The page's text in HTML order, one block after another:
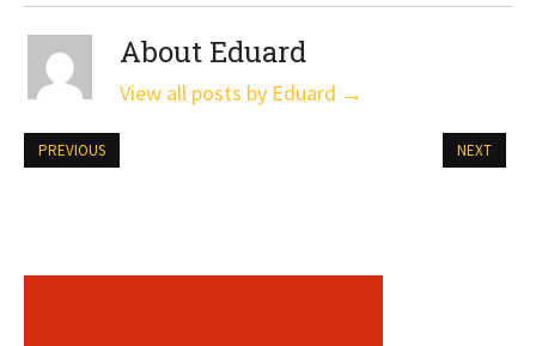
About Eduard
View all posts by Eduard →
PREVIOUS NEXT